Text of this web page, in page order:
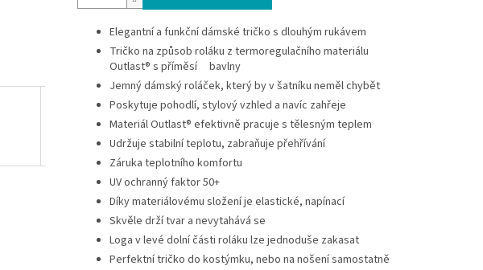
Elegantní a funkční dámské tričko s dlouhým rukávem
Tričko na způsob roláku z termoregulačního materiálu
Outlast® s příměsí bavlny
Jemný dámský roláček, který by v šatníku neměl chybět
Poskytuje pohodlí, stylový vzhled a navíc zahřeje
Materiál Outlast® efektivně pracuje s tělesným teplem
Udržuje stabilní teplotu, zabraňuje přehřívání
Záruka teplotního komfortu
UV ochranný faktor 50+
Díky materiálovému složení je elastické, napínací
Skvěle drží tvar a nevytahává se
Loga v levé dolní části roláku lze jednoduše zakasat
Perfektní tričko do kostýmku, nebo na nošení samostatně